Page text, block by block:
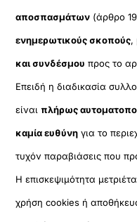
αποσπασμάτων (άρθρο
ενημερωτικούς σκοπούς,
και συνδέσμου προς το
Επειδή η διαδικασία
είναιπλήρως
καμία ευθύνη για το
τυχόν παραβιάσεις που
Η επισκεψιμότητα
χρήση cookies ή